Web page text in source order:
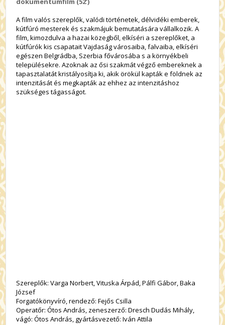
A film valós szereplők, valódi történetek, délvidéki emberek,
kútfúró mesterek és szakmájuk bemutatására vállalkozik. A
film, kimozdulva a hazai közegből, elkíséri a szereplőket, a
kútfúrók kis csapatait Vajdaság városaiba, falvaiba, elkíséri
egészen Belgrádba, Szerbia fővárosába s a környékbeli
településekre. Azoknak az ősi szakmát végző embereknek a
tapasztalatát kristályosítja ki, akik örökül kapták e földnek az
intenzitását és megkapták az ehhez az intenzitáshoz
szükséges tágasságot.
Szereplők: Varga Norbert, Vituska Árpád, Pálfi Gábor, Baka
József
Forgatókönyvíró, rendező: Fejős Csilla
Operatőr: Ótos András, zeneszerző: Dresch Dudás Mihály,
vágó: Ótos András, gyártásvezető: Iván Attila